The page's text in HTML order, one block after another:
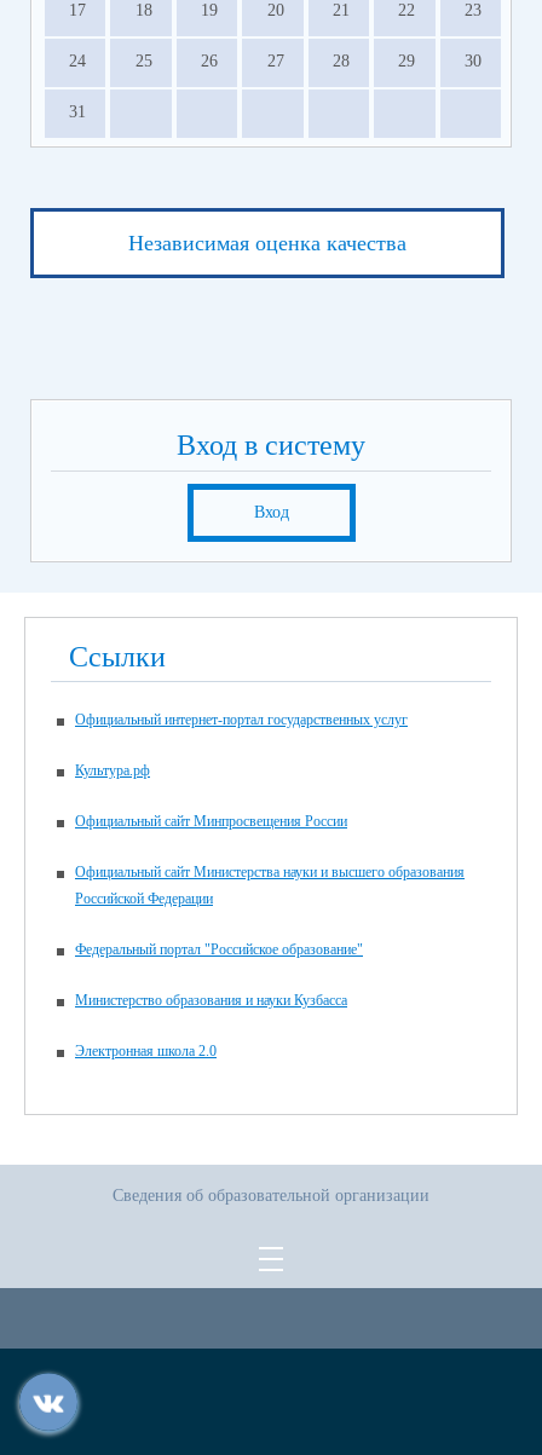
17 18 19 20 21 22 23
24 25 26 27 28 29 30
31
Независимая оценка качества
Вход в систему
Вход
Ссылки
Официальный интернет-портал государственных услуг
Культура.рф
Официальный сайт Минпросвещения России
Официальный сайт Министерства науки и высшего образования
Российской Федерации
Федеральный портал "Российское образование"
Министерство образования и науки Кузбасса
Электронная школа 2.0
Сведения об образовательной организации